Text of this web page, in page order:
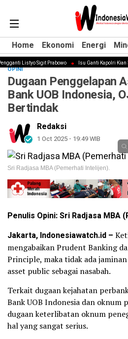
Home Ekonomi Energi
Home Ekonomi Energi
Listyo Sigit Prabowo Isu Ganti Kapolri Kian
OPINI
Dugaan Penggelapan
Bank UOB Indonesia,
Bertindak
Redaksi
1 Oct 2025 - 19:49 WIB
Sri Radjasa MBA (Pemerhati Intelijen).
Penulis Opini: Sri Radjasa MBA
Jakarta, Indonesiawatch.id –
mengabaikan Prudent Banking
Principle, maka tidak ada
asset public sebagai nasabah.
Terkait dugaan kejahatan
Bank UOB Indonesia dan oknum
dugaan keterlibatan oknum
hal yang sangat serius.